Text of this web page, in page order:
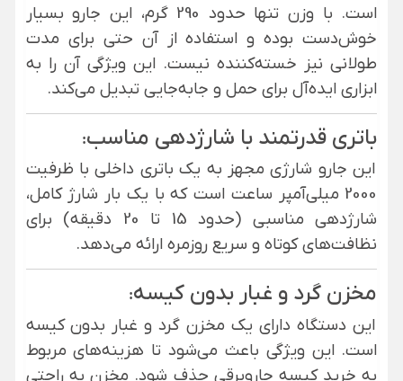
است. با وزن تنها حدود 290 گرم، این جارو بسیار
خوش‌دست بوده و استفاده از آن حتی برای مدت
طولانی نیز خسته‌کننده نیست. این ویژگی آن را به
ابزاری ایده‌آل برای حمل و جابه‌جایی تبدیل می‌کند.
باتری قدرتمند با شارژدهی مناسب:
این جارو شارژی مجهز به یک باتری داخلی با ظرفیت
2000 میلی‌آمپر ساعت است که با یک بار شارژ کامل،
شارژدهی مناسبی (حدود 15 تا 20 دقیقه) برای
نظافت‌های کوتاه و سریع روزمره ارائه می‌دهد.
مخزن گرد و غبار بدون کیسه:
این دستگاه دارای یک مخزن گرد و غبار بدون کیسه
است. این ویژگی باعث می‌شود تا هزینه‌های مربوط
به خرید کیسه جاروبرقی حذف شود. مخزن به راحتی